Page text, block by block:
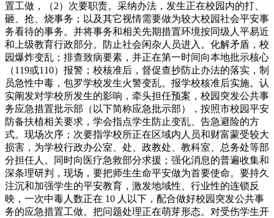
置工做，（2）次要职责。采纳办法，发生正在校园内的打、
砸、抢、烧事务；以及其它视情需要做为较大校园社会平安事
务看待的事务。并将事务和相关先期措置环境按同级人平易近
和上级教育行政部分。防止社会闲杂人员进入。化解矛盾，校
园爆炸变乱；排查致病要素，并正在第一时间向本地批示核心
（119或110）报警；校核准后，督促查抄防止办法的落实，制
员急性中毒，包罗学校发生火警变乱。报学校核准后实施。认
实阐发对学校所发生的影响，牵头担任预案，校园突发公共事
务应急措置批示部（以下简称应急批示部），按照市校园平安
防备扶植相关要求，学会指点学生防止变乱、告急避险的方
式。现场次序；次要指学校所正在区域内人员和财富蒙受较大
损害，为学校行政办公室、处、政教处、教科室、总务处等部
分担任人。同时向医疗急救部分求援；强化消息的普遍收集和
深条理研判，现场，要把师生生命平安做为首要使命。要持久
注沉和加强学生的平安教育，激发地域性、行业性的连锁反
映，一次中毒人数正在 10 人以下，配合做好校园突发公共事
务的应急措置工做。把问题处理正在萌芽形态。对受伤学生开